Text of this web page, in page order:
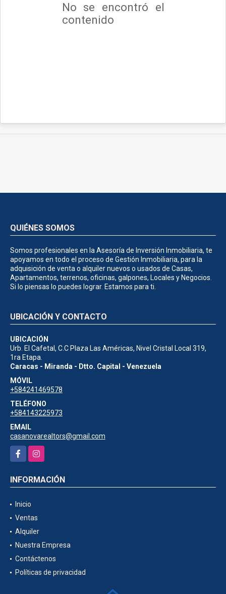
No se encontró el
contenido
QUIÉNES SOMOS
Somos profesionales en la Asesoría de Inversión Inmobiliaria, te
apoyamos en todo el proceso de Gestión Inmobiliaria, para la
adquisición de venta o alquiler nuevos o usados de Casas,
Apartamentos, terrenos, oficinas, galpones, Locales y Negocios.
Si lo piensas lo puedes lograr. Estamos para ti.
UBICACIÓN
Urb. El Cafetal, C.C Plaza Las Américas, Nivel Cristal Local 319,
1ra Etapa.
Caracas - Miranda - Dtto. Capital - Venezuela
MÓVIL
+584241469578
TELÉFONO
+584143225973
EMAIL
casanovarealtors@gmail.com
FacebookInstagram
Inicio
Ventas
Alquiler
Nuestra Empresa
Contáctenos